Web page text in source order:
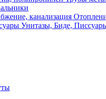
Унитазы, Биде,